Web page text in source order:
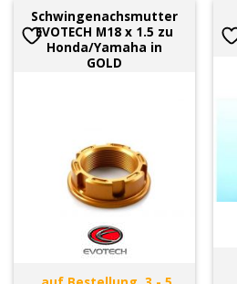
Schwingenachsmutter
EVOTECH M18 x 1.5 zu
Honda/Yamaha in
GOLD